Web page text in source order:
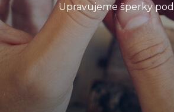
Upravujeme šperky